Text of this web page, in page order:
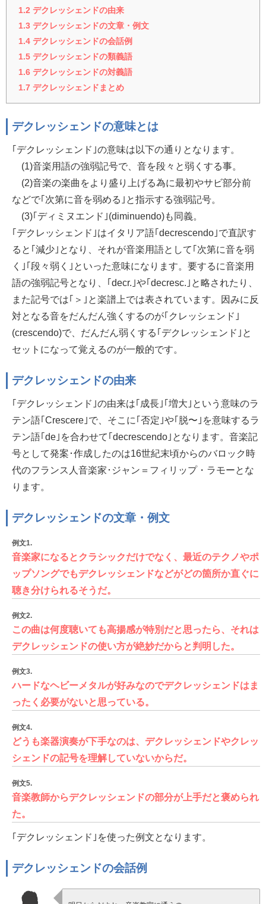
1.2 デクレッシェンドの由来
1.3 デクレッシェンドの文章・例文
1.4 デクレッシェンドの会話例
1.5 デクレッシェンドの類義語
1.6 デクレッシェンドの対義語
1.7 デクレッシェンドまとめ
デクレッシェンドの意味とは
｢デクレッシェンド｣の意味は以下の通りとなります。
(1)音楽用語の強弱記号で、音を段々と弱くする事。
(2)音楽の楽曲をより盛り上げる為に最初やサビ部分前
などで｢次第に音を弱める｣と指示する強弱記号。
(3)｢ディミヌエンド｣(diminuendo)も同義。
｢デクレッシェンド｣はイタリア語｢decrescendo｣で直訳す
ると｢減少｣となり、それが音楽用語として｢次第に音を弱
く｣｢段々弱く｣といった意味になります。要するに音楽用
語の強弱記号となり、｢decr.｣や｢decresc.｣と略されたり、
また記号では｢＞｣と楽譜上では表されています。因みに反
対となる音をだんだん強くするのが｢クレッシェンド｣
(crescendo)で、だんだん弱くする｢デクレッシェンド｣と
セットになって覚えるのが一般的です。
デクレッシェンドの由来
｢デクレッシェンド｣の由来は｢成長｣｢増大｣という意味のラ
テン語｢Crescere｣で、そこに｢否定｣や｢脱〜｣を意味するラ
テン語｢de｣を合わせて｢decrescendo｣となります。音楽記
号として発案･作成したのは16世紀末頃からのバロック時
代のフランス人音楽家･ジャン＝フィリップ・ラモーとな
ります。
デクレッシェンドの文章・例文
例文1.
音楽家になるとクラシックだけでなく、最近のテクノやポ
ップソングでもデクレッシェンドなどがどの箇所か直ぐに
聴き分けられるそうだ。
例文2.
この曲は何度聴いても高揚感が特別だと思ったら、それは
デクレッシェンドの使い方が絶妙だからと判明した。
例文3.
ハードなヘビーメタルが好みなのでデクレッシェンドはま
ったく必要がないと思っている。
例文4.
どうも楽器演奏が下手なのは、デクレッシェンドやクレッ
シェンドの記号を理解していないからだ。
例文5.
音楽教師からデクレッシェンドの部分が上手だと褒められ
た。
｢デクレッシェンド｣を使った例文となります。
デクレッシェンドの会話例